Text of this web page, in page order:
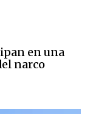
en una
narco